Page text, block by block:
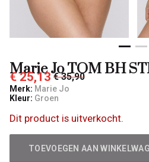
Marie Jo TOM BH
€ 25,13 € 35,90
Merk: Marie Jo
Kleur: Groen
Dit product is uitverkocht.
TOEVOEGEN AAN